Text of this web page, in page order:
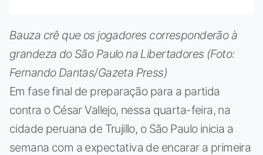
Bauza crê que os jogadores corresponderão à
grandeza do São Paulo na Libertadores (Foto:
Fernando Dantas/Gazeta Press)
Em fase final de preparação para a partida
contra o César Vallejo, nessa quarta-feira, na
cidade peruana de Trujillo, o São Paulo inicia a
semana com a expectativa de encarar a primeira